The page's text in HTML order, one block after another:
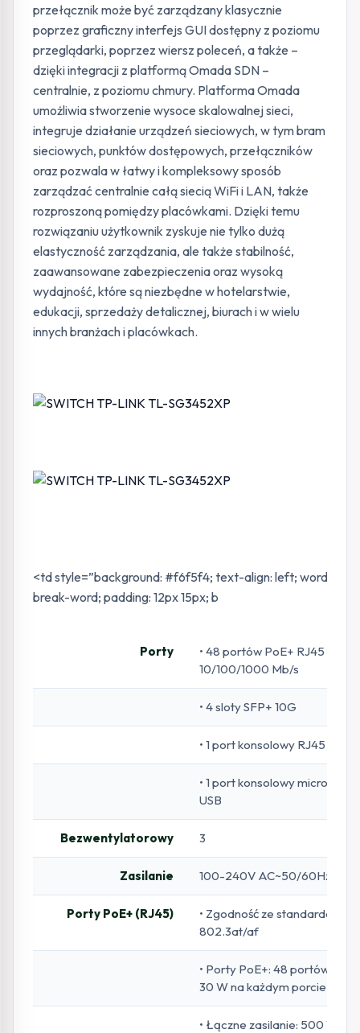
przełącznik może być zarządzany klasycznie
poprzez graficzny interfejs GUI dostępny z poziomu
przeglądarki, poprzez wiersz poleceń, a także –
dzięki integracji z platformą Omada SDN –
centralnie, z poziomu chmury. Platforma Omada
umożliwia stworzenie wysoce skalowalnej sieci,
integruje działanie urządzeń sieciowych, w tym bram
sieciowych, punktów dostępowych, przełączników
oraz pozwala w łatwy i kompleksowy sposób
zarządzać centralnie całą siecią WiFi i LAN, także
rozproszoną pomiędzy placówkami. Dzięki temu
rozwiązaniu użytkownik zyskuje nie tylko dużą
elastyczność zarządzania, ale także stabilność,
zaawansowane zabezpieczenia oraz wysoką
wydajność, które są niezbędne w hotelarstwie,
edukacji, sprzedaży detalicznej, biurach i w wielu
innych branżach i placówkach.
<td style=”background: #f6f5f4; text-align: left; word-
break-word; padding: 12px 15px; b
Porty
• 48 portów PoE+ RJ45
10/100/1000 Mb/s
• 4 sloty SFP+ 10G
• 1 port konsolowy RJ45
• 1 port konsolowy micro-
USB
Bezwentylatorowy 3
Zasilanie 100-240V AC~50/60Hz
Porty PoE+ (RJ45)
• Zgodność ze standardami
802.3at/af
• Porty PoE+: 48 portów, do
30 W na każdym porcie
• Łączne zasilanie: 500 W*